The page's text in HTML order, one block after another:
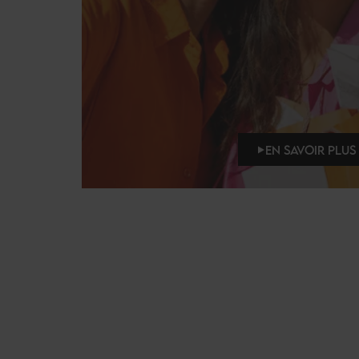
EN SAVOIR